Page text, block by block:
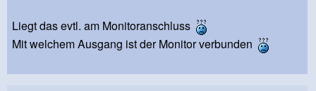
Liegt das evtl. am Monitoranschluss
Mit welchem Ausgang ist der Monitor verbunden